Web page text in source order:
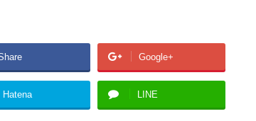
Google+
Hatena LINE